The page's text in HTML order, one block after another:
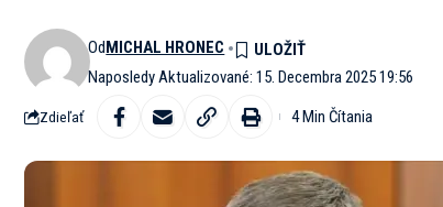
Naposledy Aktualizované: 15. Decembra 2025 19:56
OdMICHAL HRONEC
Zdieľať 4 Min Čítania